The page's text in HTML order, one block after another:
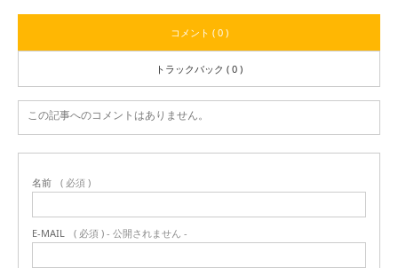
コメント ( 0 )
トラックバック ( 0 )
この記事へのコメントはありません。
名前 ( 必須 )
E-MAIL ( 必須 ) - 公開されません -